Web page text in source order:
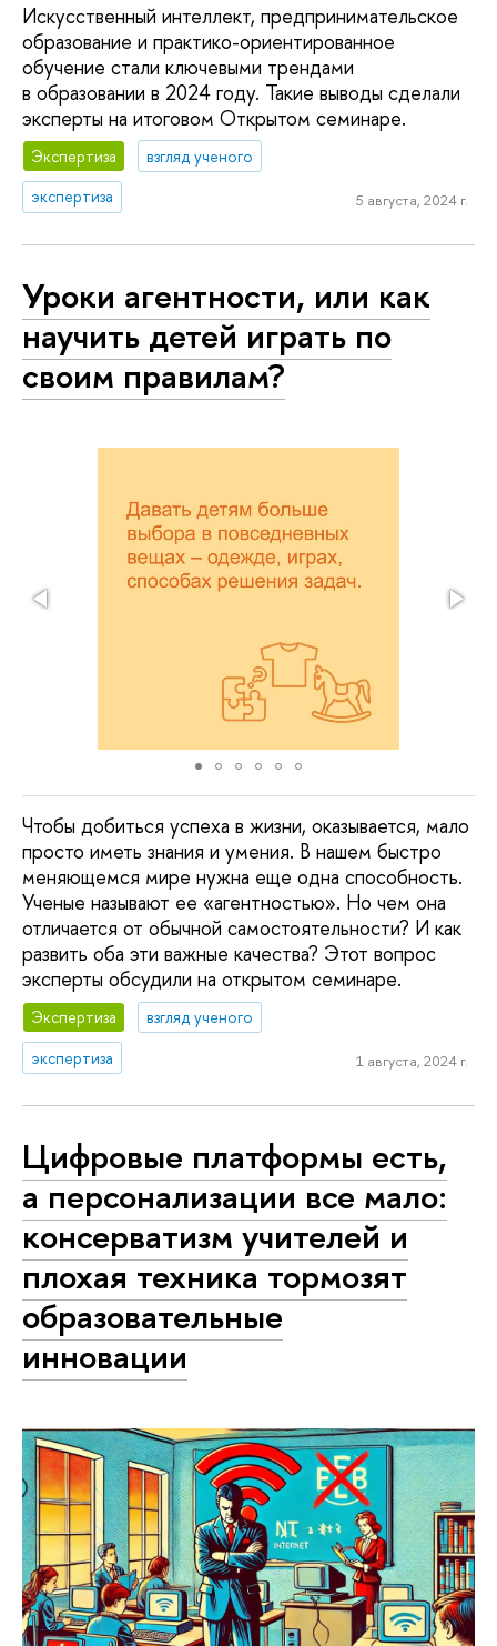
Искусственный интеллект, предпринимательское
образование и практико-ориентированное
обучение стали ключевыми трендами
в образовании в 2024 году. Такие выводы сделали
эксперты на итоговом Открытом семинаре.
Экспертиза
взгляд ученого
экспертиза
5 августа, 2024 г.
Уроки агентности, или как
научить детей играть по
своим правилам?
Чтобы добиться успеха в жизни, оказывается, мало
просто иметь знания и умения. В нашем быстро
меняющемся мире нужна еще одна способность.
Ученые называют ее «агентностью». Но чем она
отличается от обычной самостоятельности? И как
развить оба эти важные качества? Этот вопрос
эксперты обсудили на открытом семинаре.
Экспертиза
взгляд ученого
экспертиза
1 августа, 2024 г.
Цифровые платформы есть,
а персонализации все мало:
консерватизм учителей и
плохая техника тормозят
образовательные
инновации